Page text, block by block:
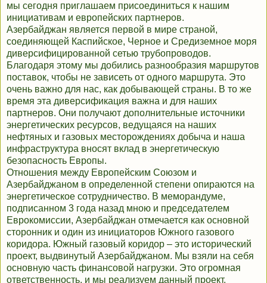
мы сегодня приглашаем присоединиться к нашим
инициативам и европейских партнеров.
Азербайджан является первой в мире страной,
соединяющей Каспийское, Черное и Средиземное моря
диверсифицированной сетью трубопроводов.
Благодаря этому мы добились разнообразия маршрутов
поставок, чтобы не зависеть от одного маршрута. Это
очень важно для нас, как добывающей страны. В то же
время эта диверсификация важна и для наших
партнеров. Они получают дополнительные источники
энергетических ресурсов, ведущаяся на наших
нефтяных и газовых месторождениях добыча и наша
инфраструктура вносят вклад в энергетическую
безопасность Европы.
Отношения между Европейским Союзом и
Азербайджаном в определенной степени опираются на
энергетическое сотрудничество. В меморандуме,
подписанном 3 года назад мною и председателем
Еврокомиссии, Азербайджан отмечается как основной
сторонник и один из инициаторов Южного газового
коридора. Южный газовый коридор – это исторический
проект, выдвинутый Азербайджаном. Мы взяли на себя
основную часть финансовой нагрузки. Это огромная
ответственность, и мы реализуем данный проект.